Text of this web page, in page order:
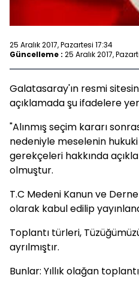
25 Aralık 2017, Pazartesi 17:34
Güncelleme : 25 Aralık 2017,
Galatasaray'ın resmi
açıklamada şu ifadelere
"Alınmış seçim kararı
nedeniyle meselenin
gerekçeleri hakkında
olmuştur.
T.C Medeni Kanun ve
olarak kabul edilip
Toplantı türleri,
ayrılmıştır.
Bunlar: Yıllık olağan